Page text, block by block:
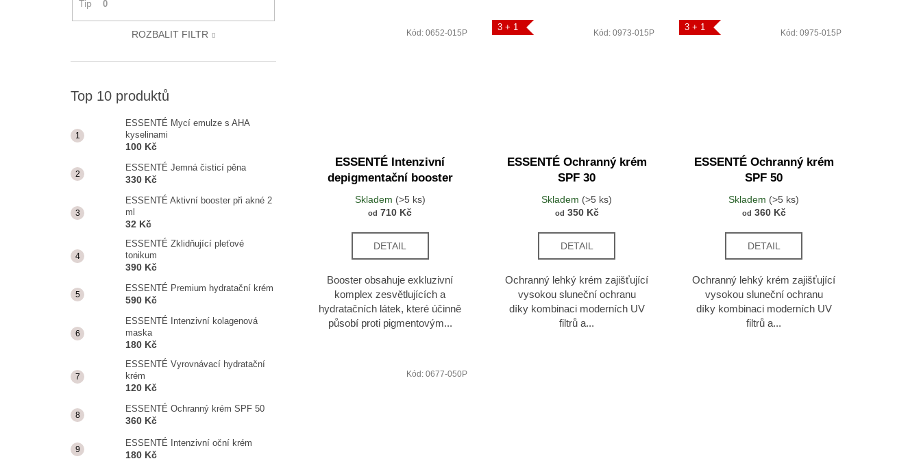
Tip 0
ROZBALIT FILTR
Top 10 produktů
ESSENTÉ Mycí emulze s AHA
kyselinami
100 Kč
ESSENTÉ Jemná čisticí pěna
330 Kč
ESSENTÉ Aktivní booster při akné 2
ml
32 Kč
ESSENTÉ Zklidňující pleťové
tonikum
390 Kč
ESSENTÉ Premium hydratační krém
590 Kč
ESSENTÉ Intenzivní kolagenová
maska
180 Kč
ESSENTÉ Vyrovnávací hydratační
krém
120 Kč
ESSENTÉ Ochranný krém SPF 50
360 Kč
ESSENTÉ Intenzivní oční krém
180 Kč
ESSENTÉ Intenzivní
depigmentační booster
Skladem (>5 ks)
od 710 Kč
DETAIL
Booster obsahuje exkluzivní
komplex zesvětlujících a
hydratačních látek, které účinně
působí proti pigmentovým...
Kód:0652-015P
3 + 1
ESSENTÉ Ochranný krém
SPF 30
Skladem (>5 ks)
od 350 Kč
DETAIL
Ochranný lehký krém zajišťující
vysokou sluneční ochranu
díky kombinaci moderních UV
filtrů a...
Kód: 0973-015P
3 + 1
ESSENTÉ Ochranný krém
SPF 50
Skladem (>5 ks)
od 360 Kč
DETAIL
Ochranný lehký krém zajišťující
vysokou sluneční ochranu
díky kombinaci moderních UV
filtrů a...
Kód: 0975-015P
Kód:0677-050P